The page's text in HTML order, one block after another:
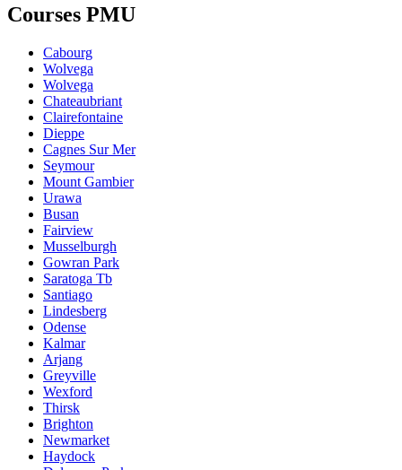
Courses PMU
Cabourg
Wolvega
Wolvega
Chateaubriant
Clairefontaine
Dieppe
Cagnes Sur Mer
Seymour
Mount Gambier
Urawa
Busan
Fairview
Musselburgh
Gowran Park
Saratoga Tb
Santiago
Lindesberg
Odense
Kalmar
Arjang
Greyville
Wexford
Thirsk
Brighton
Newmarket
Haydock